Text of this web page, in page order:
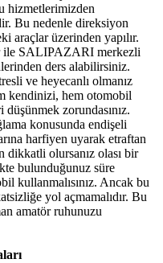
hizmetlerimizden
Bu nedenle direksiyon
araçlar üzerinden yapılır.
ile SALIPAZARI merkezli
ders alabilirsiniz.
ve heyecanlı olmanız
kendinizi, hem otomobil
zorundasınız.
konusunda endişeli
harfiyen uyarak etraftan
dikkatli olursanız olası bir
bulunduğunuz süre
kullanmalısınız. Ancak bu
yol açmamalıdır. Bu
amatör ruhunuzu